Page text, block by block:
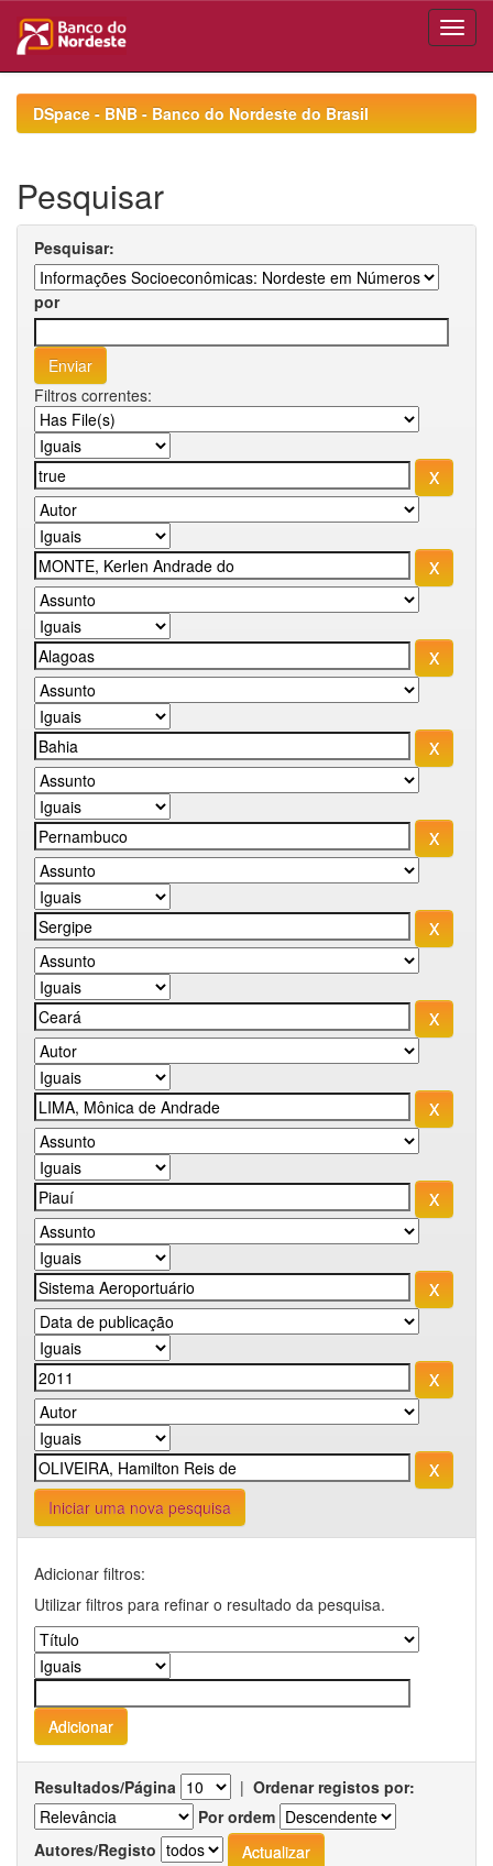
navigationDSpace - BNB - Banco do Nordeste do Brasil
Pesquisar
Pesquisar:
por
Filtros correntes:
Iniciar uma nova pesquisa
Adicionar filtros:
Utilizar filtros para refinar o resultado da pesquisa.
Resultados/Página | Ordenar registos por:
Por ordem
Autores/Registo